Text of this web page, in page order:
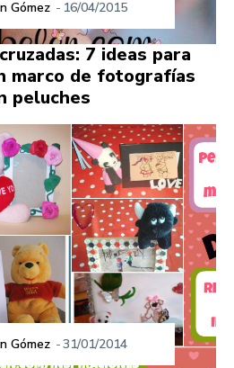
Gómez - 16/04/2015
7 ideas para
marco de fotografías
peluches
Gómez -31/01/2014